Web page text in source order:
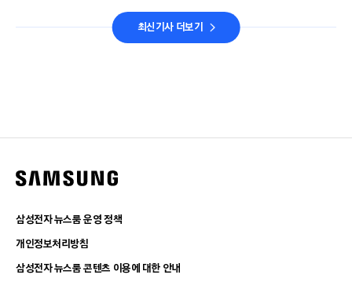
최신기사 더보기
삼성전자 뉴스룸 운영 정책
개인정보처리방침
삼성전자 뉴스룸 콘텐츠 이용에 대한 안내